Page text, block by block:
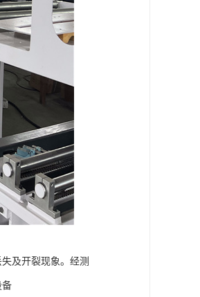
及开裂现象。经测
备